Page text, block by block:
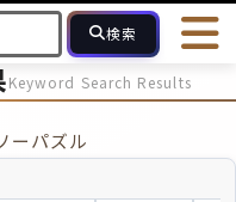
検索
ログイン
最近投稿され
Keyword Search Results
ーパズル